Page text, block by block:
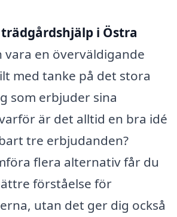
trädgårdshjälp i Östra
vara en överväldigande
med tanke på det stora
som erbjuder sina
är det alltid en bra idé
tre erbjudanden?
flera alternativ får du
förståelse för
utan det ger dig också